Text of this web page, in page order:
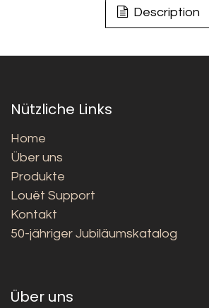
Description
Nützliche Links
Home
Über uns
Produkte
Louët Support
Kontakt
50-jähriger Jubiläumskatalog
Über uns